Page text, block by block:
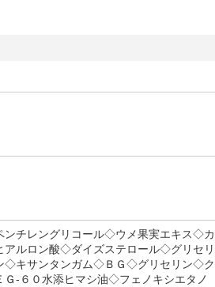
チレングリコール◇ウメ果実エキス◇カ
アルロン酸◇ダイズステロール◇グリセリ
◇キサンタンガム◇ＢＧ◇グリセリン◇ク
‐６０水添ヒマシ油◇フェノキシエタノ